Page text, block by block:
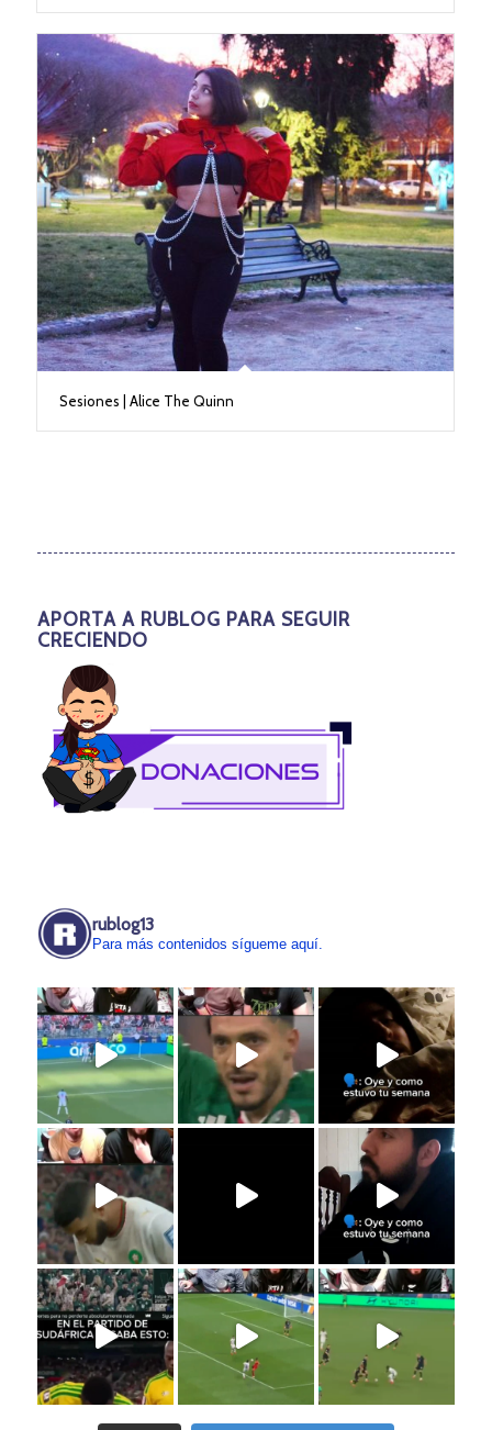
Sesiones | Alice The Quinn
APORTA A RUBLOG PARA SEGUIR
CRECIENDO
rublog13
Para más contenidos sígueme aquí.